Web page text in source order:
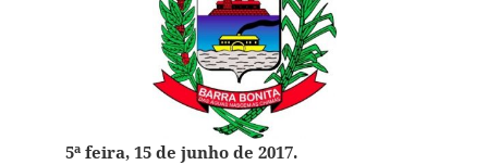
5ª feira, 15 de junho de 2017.